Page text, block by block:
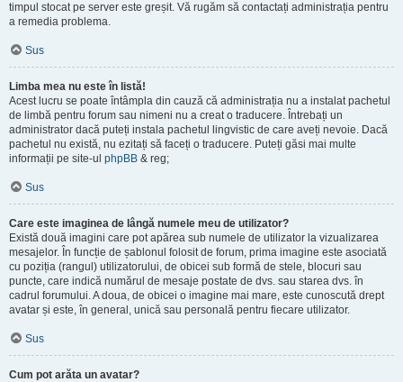
timpul stocat pe server este greșit. Vă rugăm să contactați administrația pentru
a remedia problema.
Sus
Limba mea nu este în listă!
Acest lucru se poate întâmpla din cauză că administrația nu a instalat pachetul
de limbă pentru forum sau nimeni nu a creat o traducere. Întrebați un
administrator dacă puteți instala pachetul lingvistic de care aveți nevoie. Dacă
pachetul nu există, nu ezitați să faceți o traducere. Puteți găsi mai multe
informații pe site-ul phpBB & reg;
Sus
Care este imaginea de lângă numele meu de utilizator?
Există două imagini care pot apărea sub numele de utilizator la vizualizarea
mesajelor. În funcție de șablonul folosit de forum, prima imagine este asociată
cu poziția (rangul) utilizatorului, de obicei sub formă de stele, blocuri sau
puncte, care indică numărul de mesaje postate de dvs. sau starea dvs. în
cadrul forumului. A doua, de obicei o imagine mai mare, este cunoscută drept
avatar și este, în general, unică sau personală pentru fiecare utilizator.
Sus
Cum pot arăta un avatar?